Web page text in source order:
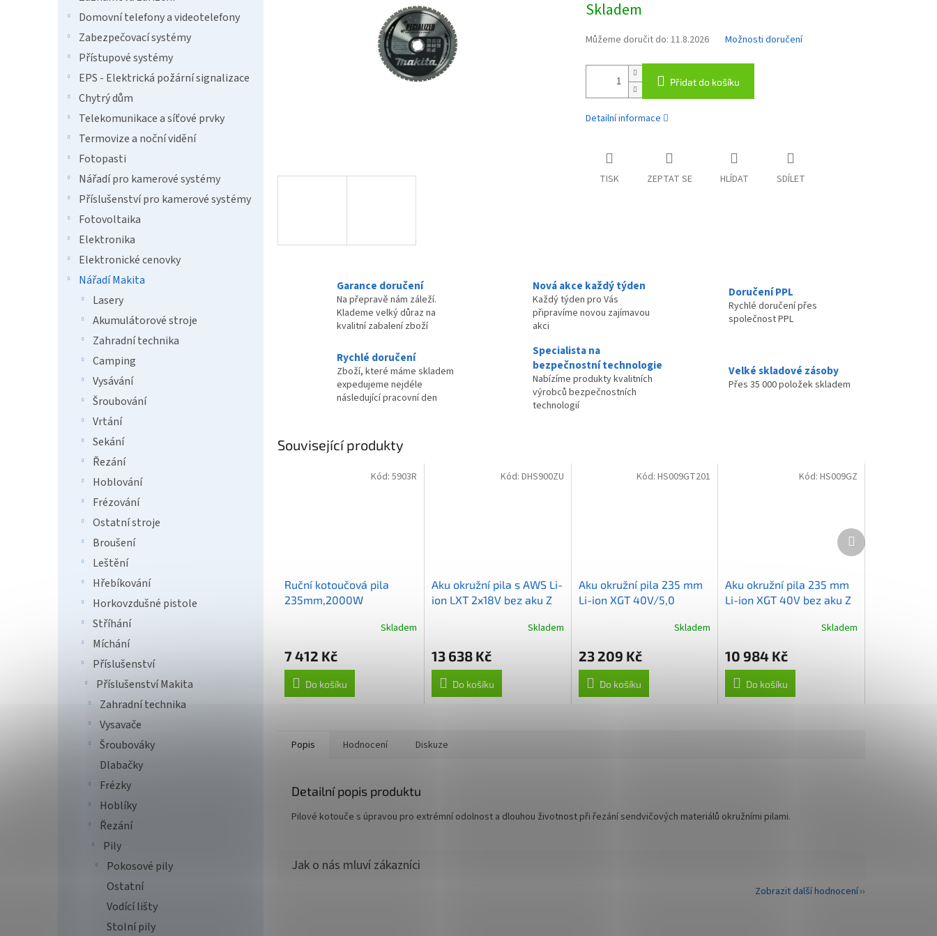
Domovní telefony a videotelefony
Zabezpečovací systémy
Přístupové systémy
EPS - Elektrická požární signalizace
Chytrý dům
Telekomunikace a síťové prvky
Termovize a noční vidění
Fotopasti
Nářadí pro kamerové systémy
Příslušenství pro kamerové systémy
Fotovoltaika
Elektronika
Elektronické cenovky
Nářadí Makita
Lasery
Akumulátorové stroje
Zahradní technika
Camping
Vysávání
Šroubování
Vrtání
Sekání
Řezání
Hoblování
Frézování
Ostatní stroje
Broušení
Leštění
Hřebíkování
Horkovzdušné pistole
Stříhání
Míchání
Příslušenství
Příslušenství Makita
Zahradní technika
Vysavače
Šroubováky
Dlabačky
Frézky
Hoblíky
Řezání
Pily
Pokosové pily
Ostatní
Vodící lišty
Stolní pily
cena:
Skladem
Můžeme doručit do: 11.8.2026 Možnosti doručení
Přidat do košíku
Detailní informace
TISK ZEPTAT SE HLÍDAT SDÍLET
Garance doručení
Na přepravě nám záleží.
Klademe velký důraz na
kvalitní zabalení zboží
Nová akce každý týden
Každý týden pro Vás
připravíme novou zajímavou
akci
Doručení PPL
Rychlé doručení přes
společnost PPL
Rychlé doručení
Zboží, které máme skladem
expedujeme nejdéle
následující pracovní den
Specialista na
bezpečnostní technologie
Nabízíme produkty kvalitních
výrobců bezpečnostních
technologií
Velké skladové zásoby
Přes 35 000 položek skladem
Související produkty
Ruční kotoučová pila
235mm,2000W
Skladem
7 412 Kč
Do košíku
Kód: 5903R
Aku okružní pila s AWS Li-
ion LXT 2x18V bez aku Z
Skladem
13 638 Kč
Do košíku
Kód: DHS900ZU
Aku okružní pila 235 mm
Li-ion XGT 40V/5,0
Skladem
23 209 Kč
Do košíku
Kód:HS009GT201
Aku okružní pila 235 mm
Li-ion XGT 40V bez aku Z
Skladem
10 984 Kč
Do košíku
Kód: HS009GZ
Další
produkt
Popis Hodnocení Diskuze
Detailní popis produktu
Pilové kotouče s úpravou pro extrémní odolnost a dlouhou životnost při řezání sendvičových materiálů okružními pilami.
Zobrazit další hodnocení